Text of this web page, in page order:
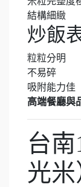
結構細緻
炒飯
粒粒分明
不易碎
吸附能力佳
高端餐廳與
台
光